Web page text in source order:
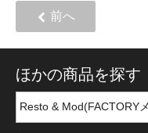
前へ
ほかの商品を探す